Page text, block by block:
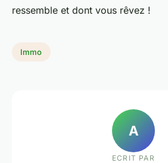
ressemble et dont vous rêvez !
Immo
A
ECRIT PAR